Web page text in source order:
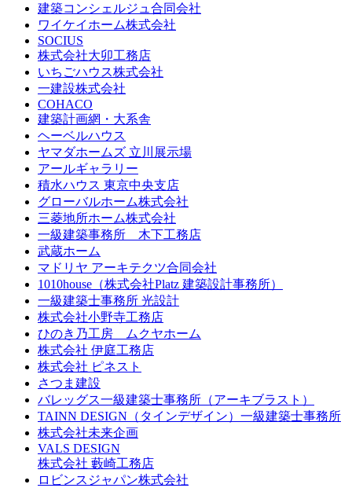
建築コンシェルジュ合同会社
ワイケイホーム株式会社
SOCIUS
株式会社大卯工務店
いちごハウス株式会社
一建設株式会社
COHACO
建築計画網・大系舎
ヘーベルハウス
ヤマダホームズ 立川展示場
アールギャラリー
積水ハウス 東京中央支店
グローバルホーム株式会社
三菱地所ホーム株式会社
一級建築事務所 木下工務店
武蔵ホーム
マドリヤ アーキテクツ合同会社
1010house（株式会社Platz 建築設計事務所）
一級建築士事務所 光設計
株式会社小野寺工務店
ひのき乃工房 ムクヤホーム
株式会社 伊庭工務店
株式会社 ピネスト
さつま建設
バレッグス一級建築士事務所（アーキブラスト）
TAINN DESIGN（タインデザイン）一級建築士事務所
株式会社未来企画
VALS DESIGN
株式会社 藪崎工務店
ロビンスジャパン株式会社